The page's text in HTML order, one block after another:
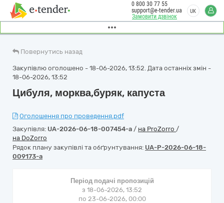
Замовити дзвінок
0 800 30 77 55
support@e-tender.ua
UK
Повернутись назад
Закупівлю оголошено - 18-06-2026, 13:52. Дата останніх змін -
18-06-2026, 13:52
Цибуля, морква,буряк, капуста
Оголошення про проведення.pdf
Закупівля: UA-2026-06-18-007454-a / на ProZorro /
на DoZorro
Рядок плану закупівлі та обґрунтування: UA-P-2026-06-18-
009173-a
Період подачі пропозицій
з 18-06-2026, 13:52
по 23-06-2026, 00:00